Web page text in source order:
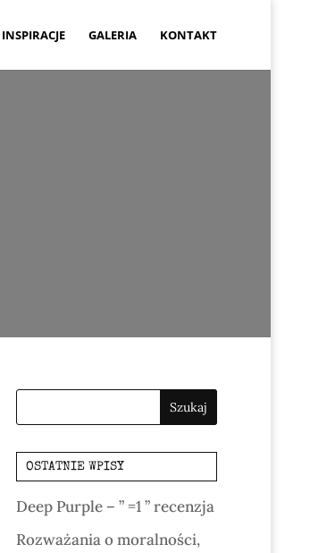
INSPIRACJE GALERIA KONTAKT
OSTATNIE WPISY
Deep Purple – ” =1 ” recenzja
Rozważania o moralności,